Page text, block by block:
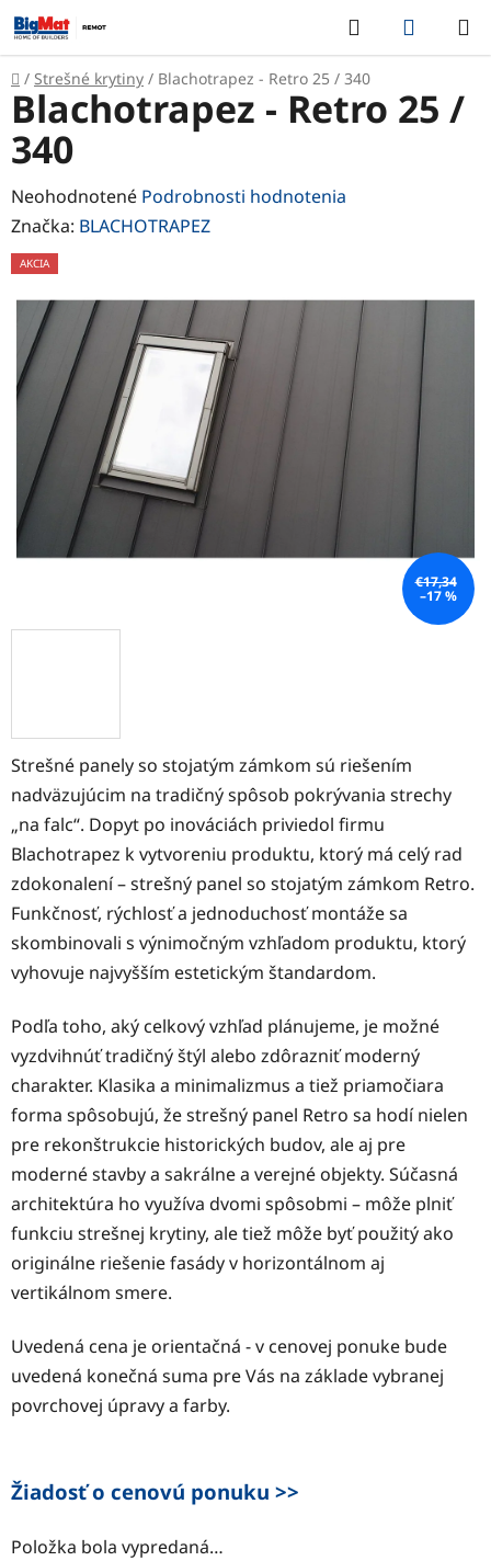
Prejsť
na
obsah
Hľadať
KOŠÍK
Domov
/ Strešné krytiny / Blachotrapez - Retro 25 / 340
Strešné panely so stojatým zámkom sú riešením
nadväzujúcim na tradičný spôsob pokrývania strechy
„na falc“. Dopyt po inováciách priviedol firmu
Blachotrapez k vytvoreniu produktu, ktorý má celý rad
zdokonalení – strešný panel so stojatým zámkom Retro.
Funkčnosť, rýchlosť a jednoduchosť montáže sa
skombinovali s výnimočným vzhľadom produktu, ktorý
vyhovuje najvyšším estetickým štandardom.
Podľa toho, aký celkový vzhľad plánujeme, je možné
vyzdvihnúť tradičný štýl alebo zdôrazniť moderný
charakter. Klasika a minimalizmus a tiež priamočiara
forma spôsobujú, že strešný panel Retro sa hodí nielen
pre rekonštrukcie historických budov, ale aj pre
moderné stavby a sakrálne a verejné objekty. Súčasná
architektúra ho využíva dvomi spôsobmi – môže plniť
funkciu strešnej krytiny, ale tiež môže byť použitý ako
originálne riešenie fasády v horizontálnom aj
vertikálnom smere.
Uvedená cena je orientačná - v cenovej ponuke bude
uvedená konečná suma pre Vás na základe vybranej
povrchovej úpravy a farby.
Žiadosť o cenovú ponuku >>
Položka bola vypredaná…
Blachotrapez - Retro 25 /
340
Priemerné
hodnotenie
produktu
5
hviezdičiek.
Neohodnotené Podrobnosti hodnotenia
Značka: BLACHOTRAPEZ
AKCIA
€17,34
–17 %